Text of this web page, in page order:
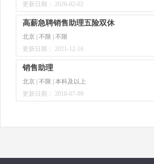
更新日期： 2026-02-02
高薪急聘销售助理五险双休
北京 | 不限 | 不限
更新日期： 2021-12-16
销售助理
北京 | 不限 | 本科及以上
更新日期： 2018-07-09